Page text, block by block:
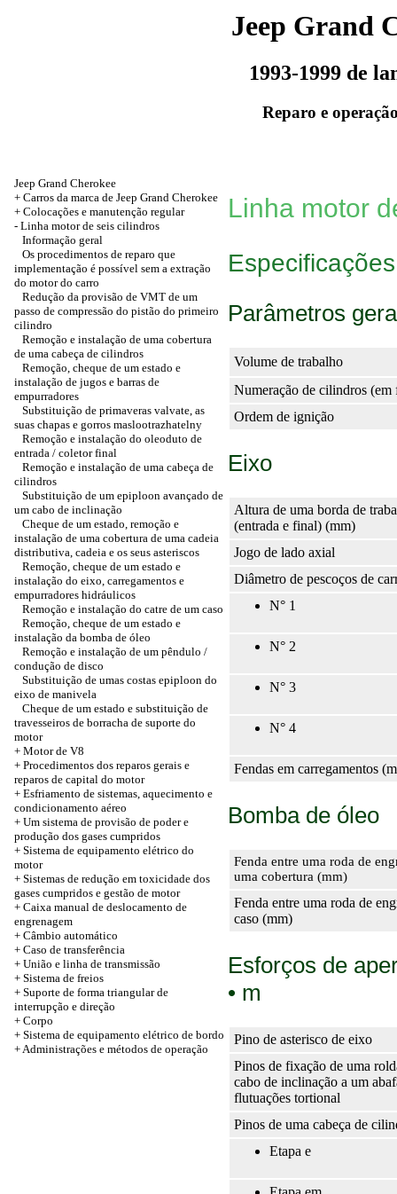
Jeep Grand
1993-1999 de
Reparo e
Jeep Grand Cherokee
+ Carros da marca de Jeep Grand Cherokee
+ Colocações e manutenção regular
- Linha motor de seis cilindros
Informação geral
Os procedimentos de reparo que
implementação é possível sem a extração
do motor do carro
Redução da provisão de VMT de um
passo de compressão do pistão do primeiro
cilindro
Remoção e instalação de uma cobertura
de uma cabeça de cilindros
Remoção, cheque de um estado e
instalação de jugos e barras de
empurradores
Substituição de primaveras valvate, as
suas chapas e gorros maslootrazhatelny
Remoção e instalação do oleoduto de
entrada / coletor final
Remoção e instalação de uma cabeça de
cilindros
Substituição de um epiploon avançado de
um cabo de inclinação
Cheque de um estado, remoção e
instalação de uma cobertura de uma cadeia
distributiva, cadeia e os seus asteriscos
Remoção, cheque de um estado e
instalação do eixo, carregamentos e
empurradores hidráulicos
Remoção e instalação do catre de um caso
Remoção, cheque de um estado e
instalação da bomba de óleo
Remoção e instalação de um pêndulo /
condução de disco
Substituição de umas costas epiploon do
eixo de manivela
Cheque de um estado e substituição de
travesseiros de borracha de suporte do
motor
+ Motor de V8
+ Procedimentos dos reparos gerais e
reparos de capital do motor
+ Esfriamento de sistemas, aquecimento e
condicionamento aéreo
+ Um sistema de provisão de poder e
produção dos gases cumpridos
+ Sistema de equipamento elétrico do
motor
+ Sistemas de redução em toxicidade dos
gases cumpridos e gestão de motor
+ Caixa manual de deslocamento de
engrenagem
+ Câmbio automático
+ Caso de transferência
+ União e linha de transmissão
+ Sistema de freios
+ Suporte de forma triangular de
interrupção e direção
+ Corpo
+ Sistema de equipamento elétrico de bordo
+ Administrações e métodos de operação
Linha motor
Especificações
Parâmetros
Volume de trabalho
Numeração de cilindros (em
Ordem de ignição
Eixo
Altura de uma borda de
(entrada e final) (mm)
Jogo de lado axial
Diâmetro de pescoços de
N° 1
N° 2
N° 3
N° 4
Fendas em carregamentos
Bomba de óleo
Fenda entre uma roda de
uma cobertura (mm)
Fenda entre uma roda de
caso (mm)
Esforços de
• m
Pino de asterisco de eixo
Pinos de fixação de uma
cabo de inclinação a um
flutuações tortional
Pinos de uma cabeça de
Etapa e